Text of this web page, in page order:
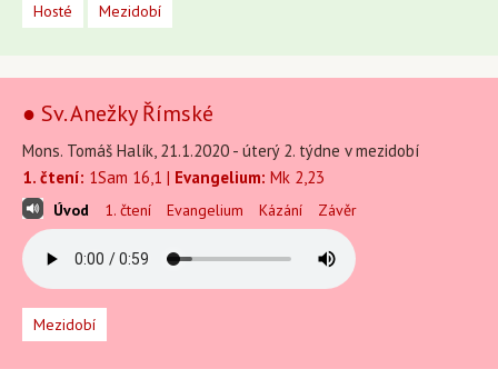
Hosté Mezidobí
● Sv. Anežky Římské
Mons. Tomáš Halík, 21.1.2020 - úterý 2. týdne v mezidobí
1. čtení: 1Sam 16,1 | Evangelium: Mk 2,23
Úvod 1. čtení Evangelium Kázání Závěr
Mezidobí